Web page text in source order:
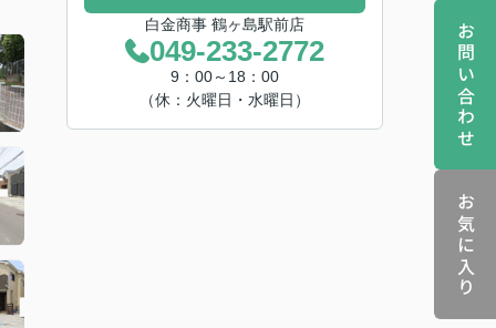
お問い合わせ
お気に入り
白金商事 鶴ヶ島駅前店
049-233-2772
9：00～18：00
（休：火曜日・水曜日）